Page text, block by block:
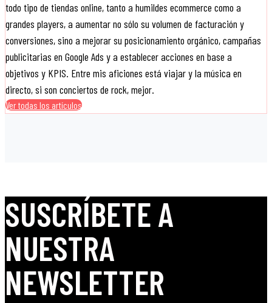
todo tipo de tiendas online, tanto a humildes ecommerce como a
grandes players, a aumentar no sólo su volumen de facturación y
conversiones, sino a mejorar su posicionamiento orgánico, campañas
publicitarias en Google Ads y a establecer acciones en base a
objetivos y KPIS. Entre mis aficiones está viajar y la música en
directo, si son conciertos de rock, mejor.
Ver todas los artículos
SUSCRÍBETE A
NUESTRA
NEWSLETTER